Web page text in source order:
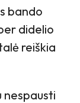
bando
didelio
reiškia
nespausti